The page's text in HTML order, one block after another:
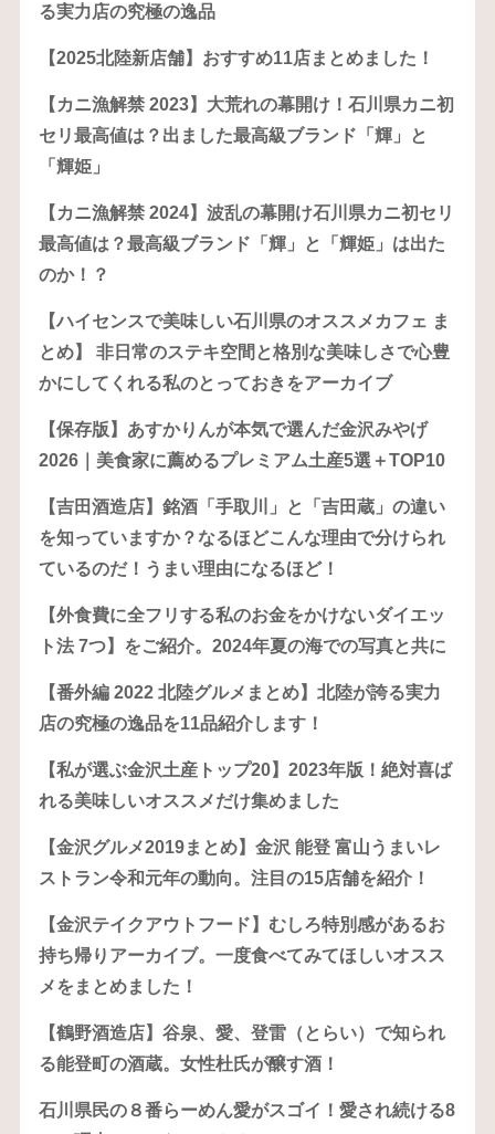
る実力店の究極の逸品
【2025北陸新店舗】おすすめ11店まとめました！
【カニ漁解禁 2023】大荒れの幕開け！石川県カニ初
セリ最高値は？出ました最高級ブランド「輝」と
「輝姫」
【カニ漁解禁 2024】波乱の幕開け石川県カニ初セリ
最高値は？最高級ブランド「輝」と「輝姫」は出た
のか！？
【ハイセンスで美味しい石川県のオススメカフェ ま
とめ】 非日常のステキ空間と格別な美味しさで心豊
かにしてくれる私のとっておきをアーカイブ
【保存版】あすかりんが本気で選んだ金沢みやげ
2026｜美食家に薦めるプレミアム土産5選＋TOP10
【吉田酒造店】銘酒「手取川」と「吉田蔵」の違い
を知っていますか？なるほどこんな理由で分けられ
ているのだ！うまい理由になるほど！
【外食費に全フリする私のお金をかけないダイエッ
ト法 7つ】をご紹介。2024年夏の海での写真と共に
【番外編 2022 北陸グルメまとめ】北陸が誇る実力
店の究極の逸品を11品紹介します！
【私が選ぶ金沢土産トップ20】2023年版！絶対喜ば
れる美味しいオススメだけ集めました
【金沢グルメ2019まとめ】金沢 能登 富山うまいレ
ストラン令和元年の動向。注目の15店舗を紹介！
【金沢テイクアウトフード】むしろ特別感があるお
持ち帰りアーカイブ。一度食べてみてほしいオスス
メをまとめました！
【鶴野酒造店】谷泉、愛、登雷（とらい）で知られ
る能登町の酒蔵。女性杜氏が醸す酒！
石川県民の８番らーめん愛がスゴイ！愛され続ける8